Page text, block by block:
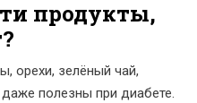
продукты,
орехи, зелёный чай,
полезны при диабете.